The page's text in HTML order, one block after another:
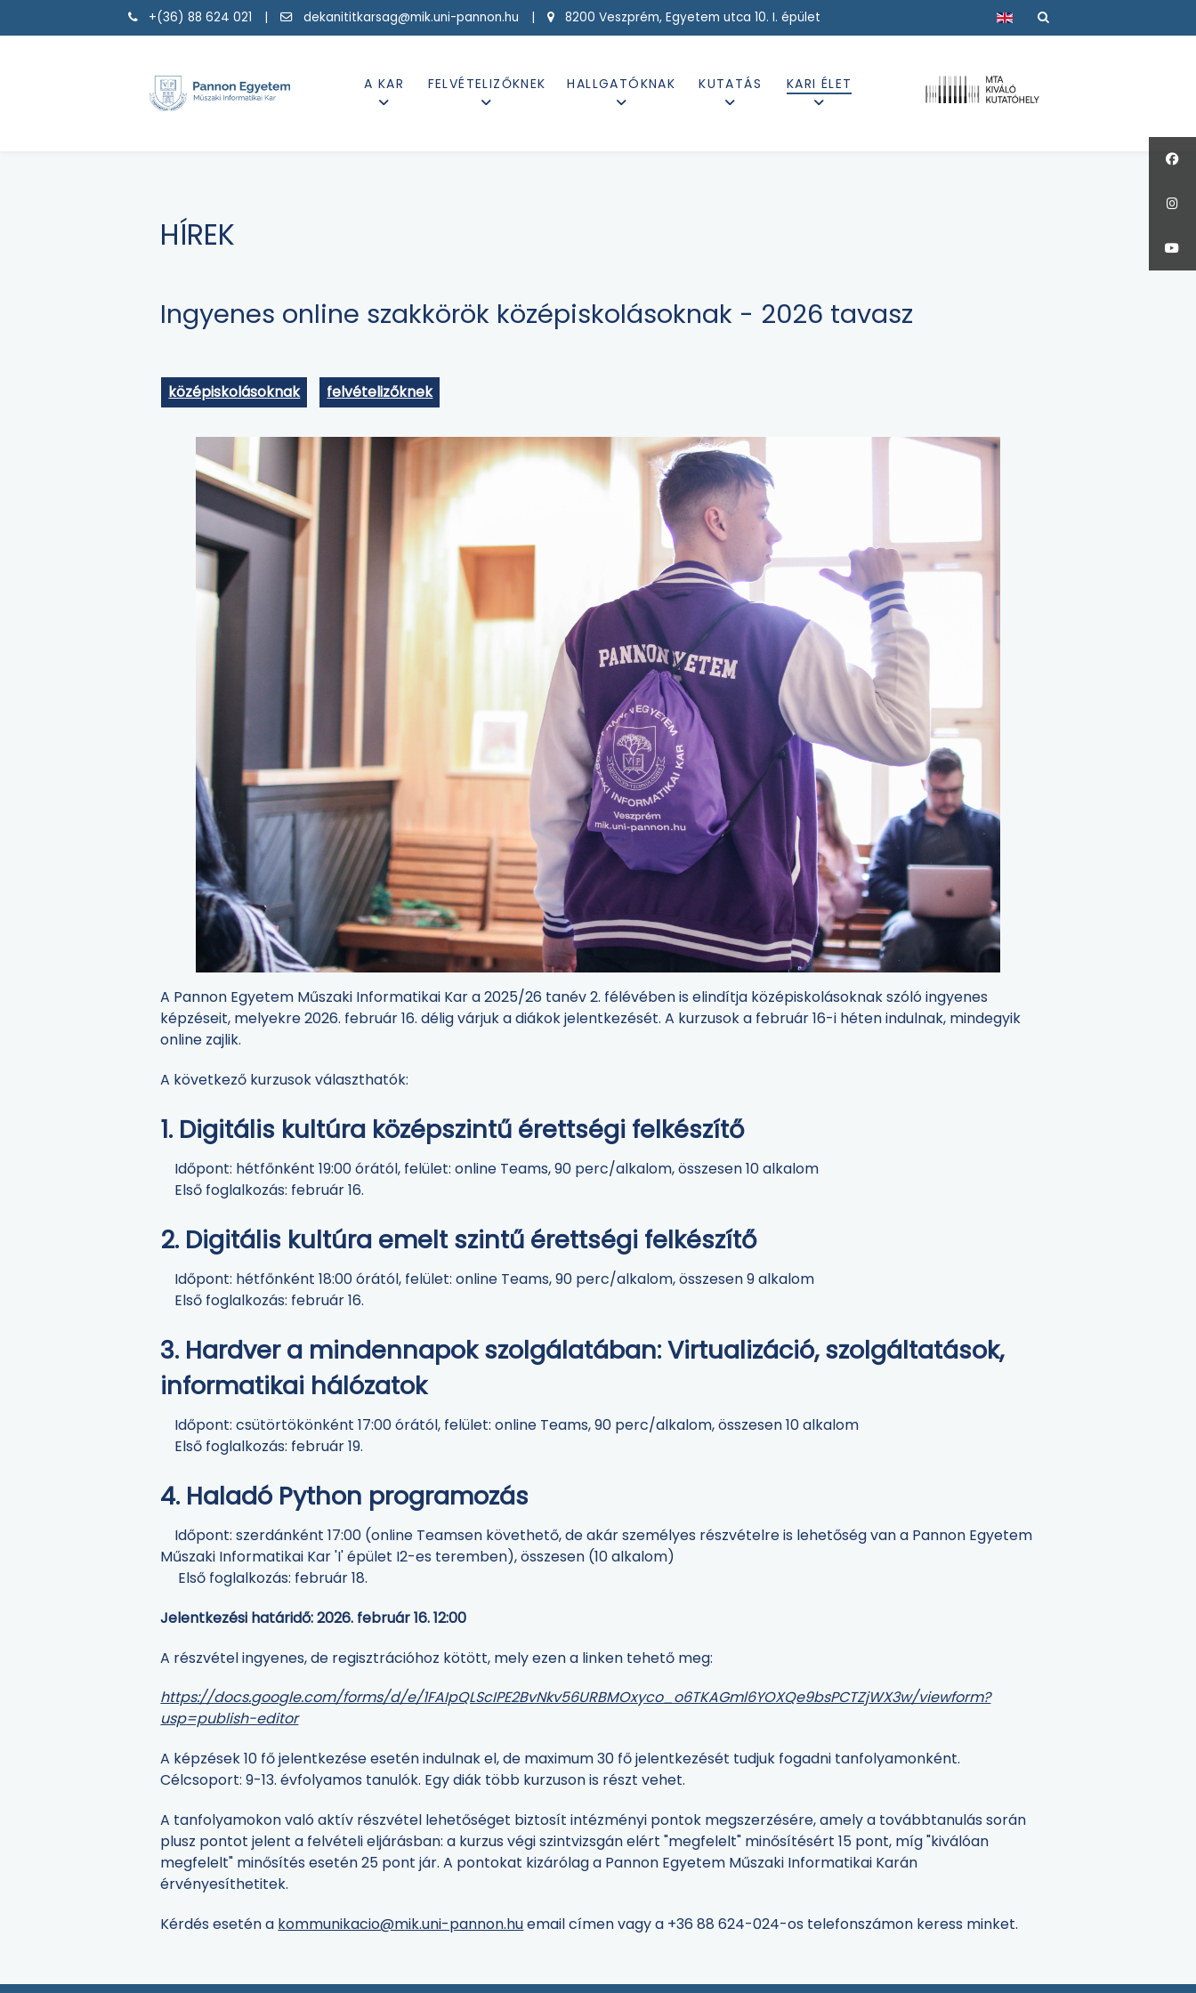
+(36) 88 624 021 | dekanititkarsag@mik.uni-pannon.hu | 8200 Veszprém, Egyetem utca 10. I. épület Válasszon nyelvet
A KAR FELVÉTELIZŐKNEK HALLGATÓKNAK KUTATÁS KARI ÉLET
HÍREK
Ingyenes online szakkörök középiskolásoknak - 2026 tavasz
középiskolásoknak felvételizőknek
A Pannon Egyetem Műszaki Informatikai Kar a 2025/26 tanév 2. félévében is elindítja középiskolásoknak szóló ingyenes
képzéseit, melyekre 2026. február 16. délig várjuk a diákok jelentkezését. A kurzusok a február 16-i héten indulnak, mindegyik
online zajlik.
A következő kurzusok választhatók:
1. Digitális kultúra középszintű érettségi felkészítő
Időpont: hétfőnként 19:00 órától, felület: online Teams, 90 perc/alkalom, összesen 10 alkalom
Első foglalkozás: február 16.
2. Digitális kultúra emelt szintű érettségi felkészítő
Időpont: hétfőnként 18:00 órától, felület: online Teams, 90 perc/alkalom, összesen 9 alkalom
Első foglalkozás: február 16.
3. Hardver a mindennapok szolgálatában: Virtualizáció, szolgáltatások,
informatikai hálózatok
Időpont: csütörtökönként 17:00 órától, felület: online Teams, 90 perc/alkalom, összesen 10 alkalom
Első foglalkozás: február 19.
4. Haladó Python programozás
Időpont: szerdánként 17:00 (online Teamsen követhető, de akár személyes részvételre is lehetőség van a Pannon Egyetem
Műszaki Informatikai Kar 'I' épület I2-es teremben), összesen (10 alkalom)
Első foglalkozás: február 18.
Jelentkezési határidő: 2026. február 16. 12:00
A részvétel ingyenes, de regisztrációhoz kötött, mely ezen a linken tehető meg:
https://docs.google.com/forms/d/e/1FAIpQLScIPE2BvNkv56URBMOxyco_o6TKAGml6YOXQe9bsPCTZjWX3w/viewform?
usp=publish-editor
A képzések 10 fő jelentkezése esetén indulnak el, de maximum 30 fő jelentkezését tudjuk fogadni tanfolyamonként.
Célcsoport: 9-13. évfolyamos tanulók. Egy diák több kurzuson is részt vehet.
A tanfolyamokon való aktív részvétel lehetőséget biztosít intézményi pontok megszerzésére, amely a továbbtanulás során
plusz pontot jelent a felvételi eljárásban: a kurzus végi szintvizsgán elért "megfelelt" minősítésért 15 pont, míg "kiválóan
megfelelt" minősítés esetén 25 pont jár. A pontokat kizárólag a Pannon Egyetem Műszaki Informatikai Karán
érvényesíthetitek.
Kérdés esetén a kommunikacio@mik.uni-pannon.huemail címen vagy a +36 88 624-024-os telefonszámon keress minket.